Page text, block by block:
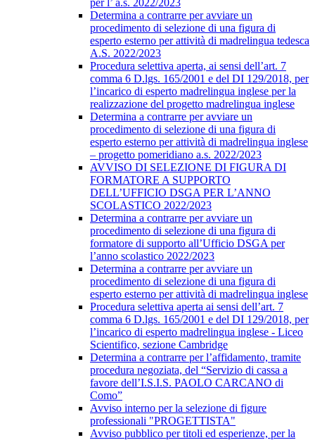
per l’ a.s. 2022/2023
Determina a contrarre per avviare un
procedimento di selezione di una figura di
esperto esterno per attività di madrelingua tedesca
A.S. 2022/2023
Procedura selettiva aperta, ai sensi dell’art. 7
comma 6 D.lgs. 165/2001 e del DI 129/2018, per
l’incarico di esperto madrelingua inglese per la
realizzazione del progetto madrelingua inglese
Determina a contrarre per avviare un
procedimento di selezione di una figura di
esperto esterno per attività di madrelingua inglese
– progetto pomeridiano a.s. 2022/2023
AVVISO DI SELEZIONE DI FIGURA DI
FORMATORE A SUPPORTO
DELL’UFFICIO DSGA PER L’ANNO
SCOLASTICO 2022/2023
Determina a contrarre per avviare un
procedimento di selezione di una figura di
formatore di supporto all’Ufficio DSGA per
l’anno scolastico 2022/2023
Determina a contrarre per avviare un
procedimento di selezione di una figura di
esperto esterno per attività di madrelingua inglese
Procedura selettiva aperta ai sensi dell’art. 7
comma 6 D.lgs. 165/2001 e del DI 129/2018, per
l’incarico di esperto madrelingua inglese - Liceo
Scientifico, sezione Cambridge
Determina a contrarre per l’affidamento, tramite
procedura negoziata, del “Servizio di cassa a
favore dell’I.S.I.S. PAOLO CARCANO di
Como”
Avviso interno per la selezione di figure
professionali "PROGETTISTA"
Avviso pubblico per titoli ed esperienze, per la